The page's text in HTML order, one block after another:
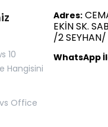
10
Hangisini
Office
Adres:
EKİN SK.
/2
WhatsApp